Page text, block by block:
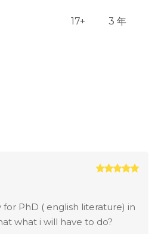
17+ 3 年
PhD ( english literature) in
what i will have to do?